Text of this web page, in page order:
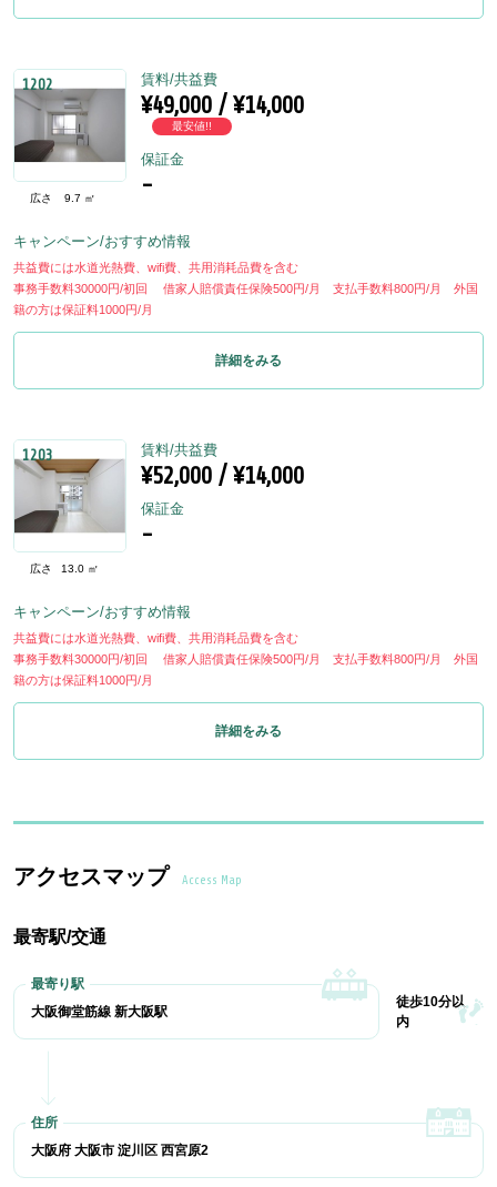
1202
広さ 9.7 ㎡
賃料/共益費
¥49,000 / ¥14,000
最安値!!
保証金
-
キャンペーン/おすすめ情報
共益費には水道光熱費、wifi費、共用消耗品費を含む
事務手数料30000円/初回 借家人賠償責任保険500円/月 支払手数料800円/月 外国
籍の方は保証料1000円/月
詳細をみる
1203
広さ 13.0 ㎡
賃料/共益費
¥52,000 / ¥14,000
保証金
-
キャンペーン/おすすめ情報
共益費には水道光熱費、wifi費、共用消耗品費を含む
事務手数料30000円/初回 借家人賠償責任保険500円/月 支払手数料800円/月 外国
籍の方は保証料1000円/月
詳細をみる
アクセスマップ Access Map
最寄駅/交通
大阪御堂筋線 新大阪駅
徒歩10分以
内
大阪府 大阪市 淀川区 西宮原2